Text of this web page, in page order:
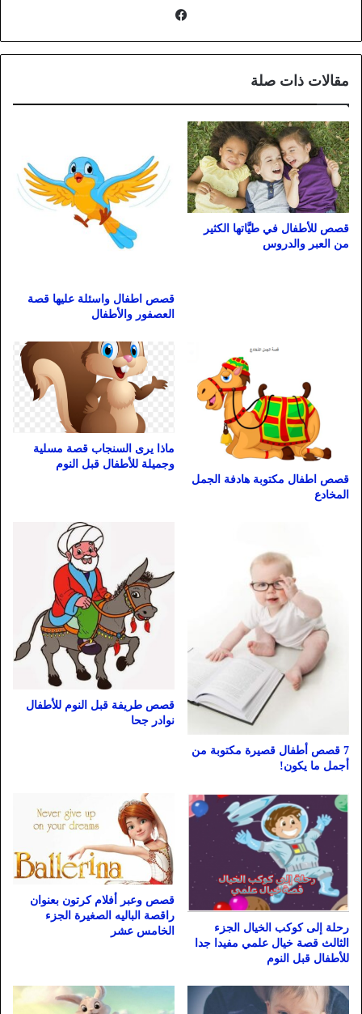
مقالات ذات صلة
قصص للأطفال في طيَّاتها الكثير
من العبر والدروس
قصص اطفال واسئلة عليها قصة
العصفور والأطفال
قصص اطفال مكتوبة هادفة الجمل
المخادع
ماذا يرى السنجاب قصة مسلية
وجميلة للأطفال قبل النوم
7 قصص أطفال قصيرة مكتوبة من
أجمل ما يكون!
قصص طريفة قبل النوم للأطفال
نوادر جحا
رحلة إلى كوكب الخيال الجزء
الثالث قصة خيال علمي مفيدا جدا
للأطفال قبل النوم
قصص وعبر أفلام كرتون بعنوان
راقصة الباليه الصغيرة الجزء
الخامس عشر